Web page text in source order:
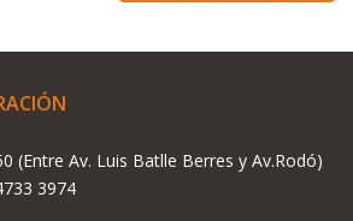
(Entre Av. Luis Batlle Berres y Av.Rodó)
3974